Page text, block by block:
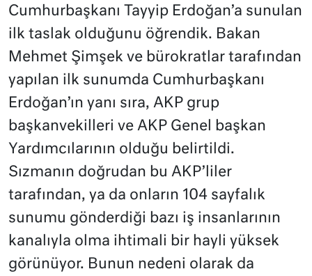
Cumhurbaşkanı Tayyip Erdoğan’a sunulan
ilk taslak olduğunu öğrendik. Bakan
Mehmet Şimşek ve bürokratlar tarafından
yapılan ilk sunumda Cumhurbaşkanı
Erdoğan’ın yanı sıra, AKP grup
başkanvekilleri ve AKP Genel başkan
Yardımcılarının olduğu belirtildi.
Sızmanın doğrudan bu AKP’liler
tarafından, ya da onların 104 sayfalık
sunumu gönderdiği bazı iş insanlarının
kanalıyla olma ihtimali bir hayli yüksek
görünüyor. Bunun nedeni olarak da